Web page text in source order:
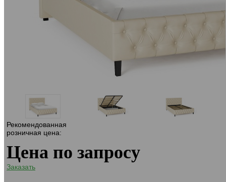
Рекомендованная
розничная цена:
Цена по запросу
Заказать